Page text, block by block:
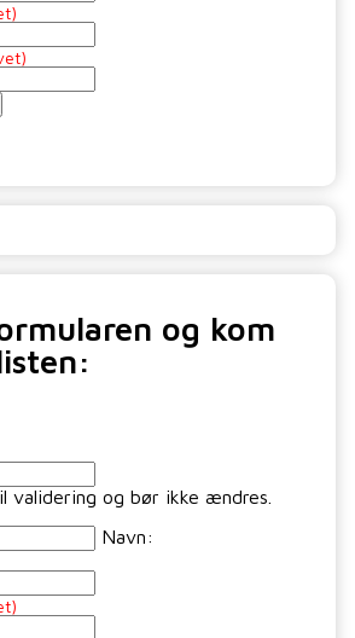
og kom
og bør ikke ændres.
Navn: